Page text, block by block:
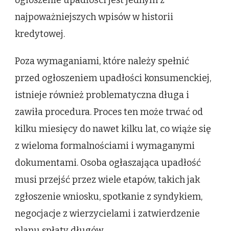
najpoważniejszych wpisów w historii
kredytowej.
Poza wymaganiami, które należy spełnić
przed ogłoszeniem upadłości konsumenckiej,
istnieje również problematyczna długa i
zawiła procedura. Proces ten może trwać od
kilku miesięcy do nawet kilku lat, co wiąże się
z wieloma formalnościami i wymaganymi
dokumentami. Osoba ogłaszająca upadłość
musi przejść przez wiele etapów, takich jak
zgłoszenie wniosku, spotkanie z syndykiem,
negocjacje z wierzycielami i zatwierdzenie